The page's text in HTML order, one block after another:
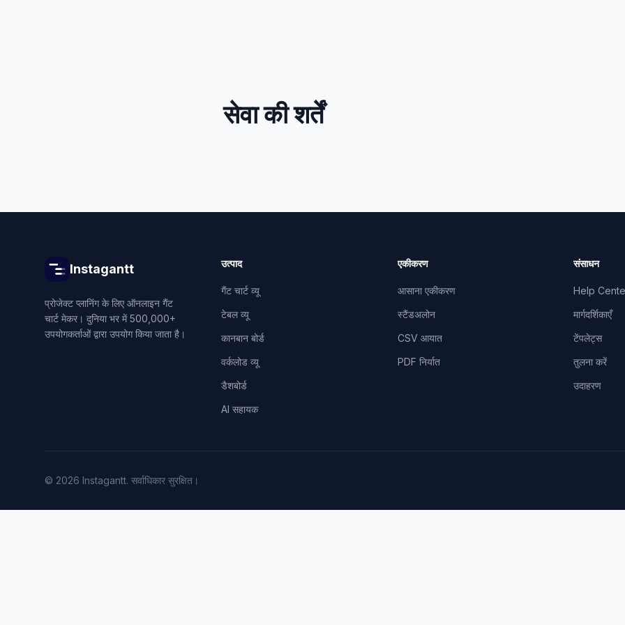
सेवा की शर्तें
Instagantt
प्रोजेक्ट प्लानिंग के लिए ऑनलाइन गैंट
चार्ट मेकर। दुनिया भर में 500,000+
उपयोगकर्ताओं द्वारा उपयोग किया जाता है।
उत्पाद
गैंट चार्ट व्यू
टेबल व्यू
कानबान बोर्ड
वर्कलोड व्यू
डैशबोर्ड
AI सहायक
एकीकरण
आसाना एकीकरण
स्टैंडअलोन
CSV आयात
PDF निर्यात
संसाधन
Help
मार्गदर्शिकाएँ
टेंपलेट्स
तुलना करें
उदाहरण
© 2026 Instagantt. सर्वाधिकार सुरक्षित।